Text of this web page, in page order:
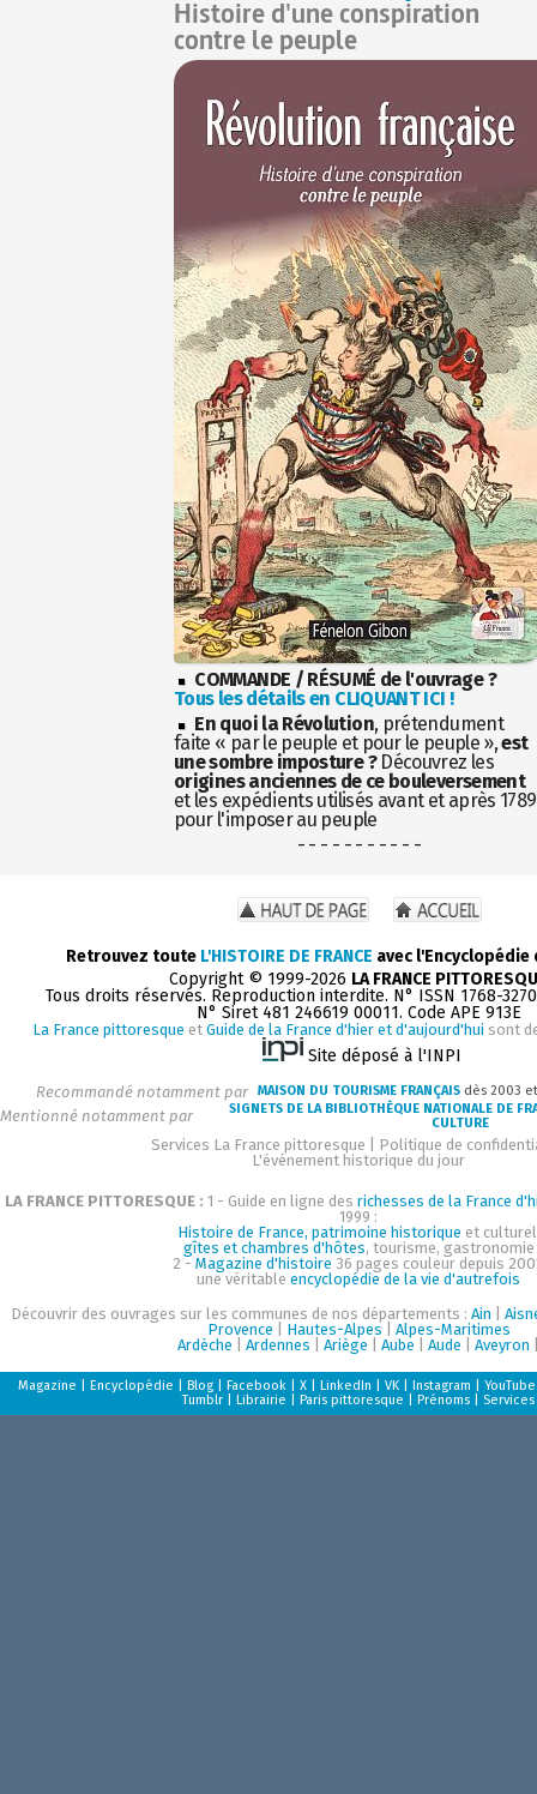
Histoire d'une conspiration
contre le peuple
COMMANDE / RÉSUMÉ de l'ouvrage ?
Tous les détails en CLIQUANT ICI !
En quoi la Révolution, prétendument
faite « par le peuple et pour le peuple »,est
une sombre imposture ?Découvrez les
origines anciennes de ce bouleversement
et les expédients utilisés avant et après 1789
pour l'imposer au peuple
- - - - - - - - - - -
Retrouvez toute L'HISTOIRE DE FRANCE avec
Copyright © 1999-2026 LA FRANCE
Tous droits réservés. Reproduction interdite. N° ISSN 1768-
N° Siret 481 246619 00011. Code APE 913E
La France pittoresque et Guide de la France d'hier et d'aujourd'hui sont
Site déposé à l'INPI
Recommandé notamment par MAISON DU TOURISME FRANÇAIS dès 2003
Mentionné notamment par
SIGNETS DE LA BIBLIOTHÈQUE NATIONALE DE
CULTURE
Services La France pittoresque
Politique de
L'événement historique du jour
LA FRANCE PITTORESQUE : 1 - Guide en ligne des richesses de la France
1999 :
Histoire de France, patrimoine historique et
gîtes et chambres d'hôtes, tourisme, gastronomie
2 - Magazine d'histoire 36 pages couleur depuis
une véritableencyclopédie de la vie d'autrefois
Découvrir des ouvrages sur les communes de nos départements :Ain |
Provence
Hautes-Alpes
Alpes-Maritimes
Ardèche |Ardennes |Ariège |Aube |Aude |Aveyron
Magazine |Encyclopédie |Blog |Facebook |X |LinkedIn |VK |Instagram |YouTube
Tumblr |Librairie |Paris pittoresque |Prénoms Services